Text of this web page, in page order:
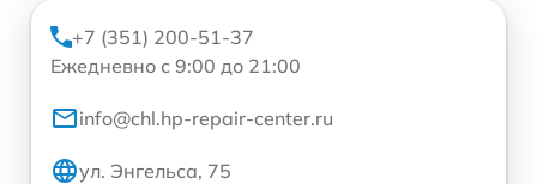
+7 (351) 200-51-37
Ежедневно с 9:00 до 21:00
info@chl.hp-repair-center.ru
ул. Энгельса, 75